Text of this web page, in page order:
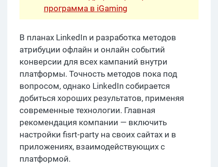
программа в iGaming
В планах LinkedIn и разработка методов
атрибуции офлайн и онлайн событий
конверсии для всех кампаний внутри
платформы. Точность методов пока под
вопросом, однако LinkedIn собирается
добиться хороших результатов, применяя
современные технологии. Главная
рекомендация компании — включить
настройки fisrt-party на своих сайтах и в
приложениях, взаимодействующих с
платформой.